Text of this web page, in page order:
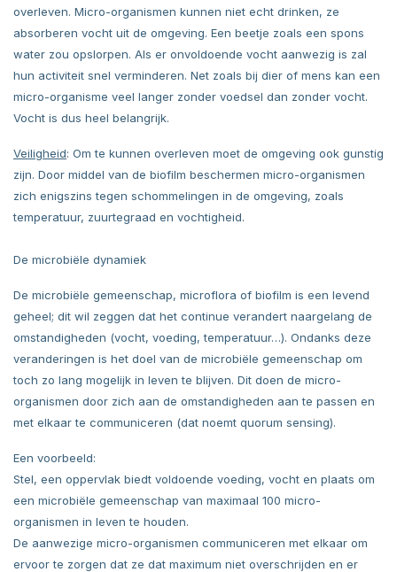
overleven. Micro-organismen kunnen niet echt drinken, ze
absorberen vocht uit de omgeving. Een beetje zoals een spons
water zou opslorpen. Als er onvoldoende vocht aanwezig is zal
hun activiteit snel verminderen. Net zoals bij dier of mens kan een
micro-organisme veel langer zonder voedsel dan zonder vocht.
Vocht is dus heel belangrijk.
Veiligheid: Om te kunnen overleven moet de omgeving ook gunstig
zijn. Door middel van de biofilm beschermen micro-organismen
zich enigszins tegen schommelingen in de omgeving, zoals
temperatuur, zuurtegraad en vochtigheid.
De microbiële dynamiek
De microbiële gemeenschap, microflora of biofilm is een levend
geheel; dit wil zeggen dat het continue verandert naargelang de
omstandigheden (vocht, voeding, temperatuur…). Ondanks deze
veranderingen is het doel van de microbiële gemeenschap om
toch zo lang mogelijk in leven te blijven. Dit doen de micro-
organismen door zich aan de omstandigheden aan te passen en
met elkaar te communiceren (dat noemt quorum sensing).
Een voorbeeld:
Stel, een oppervlak biedt voldoende voeding, vocht en plaats om
een microbiële gemeenschap van maximaal 100 micro-
organismen in leven te houden.
De aanwezige micro-organismen communiceren met elkaar om
ervoor te zorgen dat ze dat maximum niet overschrijden en er